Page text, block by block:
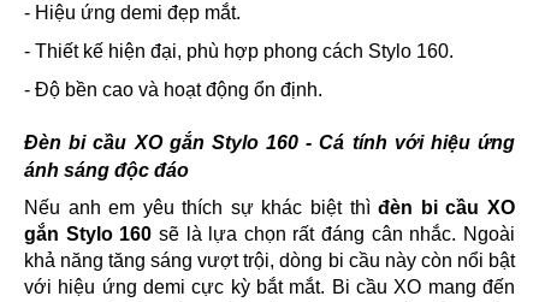
- Hiệu ứng demi đẹp mắt.
- Thiết kế hiện đại, phù hợp phong cách Stylo 160.
- Độ bền cao và hoạt động ổn định.
Đèn bi cầu XO gắn Stylo 160 - Cá tính với hiệu ứng
ánh sáng độc đáo
Nếu anh em yêu thích sự khác biệt thìđèn bi cầu XO
gắn Stylo 160 sẽ là lựa chọn rất đáng cân nhắc. Ngoài
khả năng tăng sáng vượt trội, dòng bi cầu này còn nổi bật
với hiệu ứng demi cực kỳ bắt mắt. Bi cầu XO mang đến